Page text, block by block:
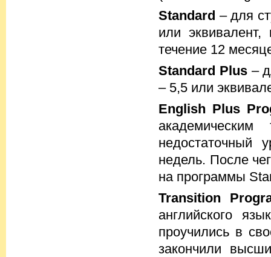
Standard – для
или
течение 12
Standard Plus–
– 5,5 или
English Plus
недостаточный
недель. После
на программы
Transition
английского
проучились в
закончили